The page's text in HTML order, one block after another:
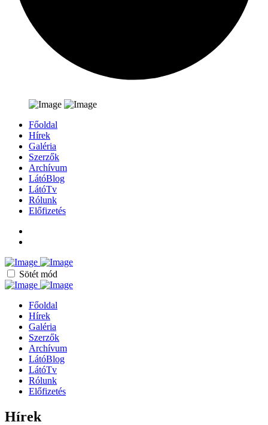
Főoldal
Hírek
Galéria
Szerzők
Archívum
LátóBlog
LátóTv
Rólunk
Előfizetés
Sötét mód
Főoldal
Hírek
Galéria
Szerzők
Archívum
LátóBlog
LátóTv
Rólunk
Előfizetés
Hírek